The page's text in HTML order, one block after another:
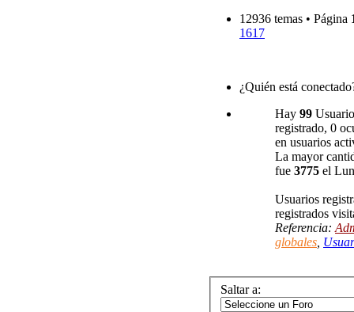
12936 temas • Página
1617
¿Quién está
Hay 99
registrado, 0
en usuarios
La mayor
fue 3775 el
Usuarios
registrados
Referencia:
globales,
Saltar a: